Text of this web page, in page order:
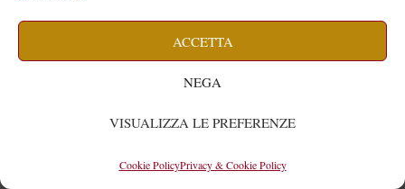
ACCETTA
NEGA
VISUALIZZA LE PREFERENZE
Cookie PolicyPrivacy & Cookie Policy
Lo scontro totale tra Islam e cristianesimo che
cristianesimo è una lunga scia di sangue,